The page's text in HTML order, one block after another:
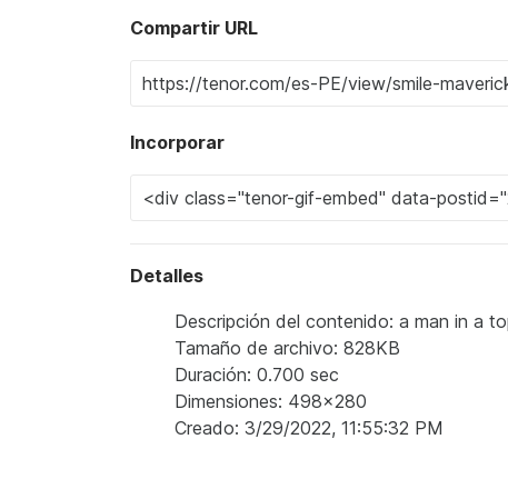
Compartir URL
Incorporar
Detalles
Descripción del contenido: a man in a
Tamaño de archivo: 828KB
Duración: 0.700 sec
Dimensiones: 498x280
Creado: 3/29/2022, 11:55:32 PM